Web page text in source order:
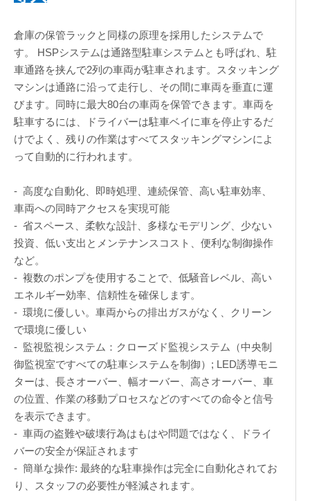
倉庫の保管ラックと同様の原理を採用したシステムで
す。 HSPシステムは通路型駐車システムとも呼ばれ、駐
車通路を挟んで2列の車両が駐車されます。スタッキング
マシンは通路に沿って走行し、その間に車両を垂直に運
びます。同時に最大80台の車両を保管できます。車両を
駐車するには、ドライバーは駐車ベイに車を停止するだ
けでよく、残りの作業はすべてスタッキングマシンによ
って自動的に行われます。
- 高度な自動化、即時処理、連続保管、高い駐車効率、
車両への同時アクセスを実現可能
- 省スペース、柔軟な設計、多様なモデリング、少ない
投資、低い支出とメンテナンスコスト、便利な制御操作
など。
- 複数のポンプを使用することで、低騒音レベル、高い
エネルギー効率、信頼性を確保します。
- 環境に優しい。車両からの排出ガスがなく、クリーン
で環境に優しい
- 監視監視システム：クローズド監視システム（中央制
御監視室ですべての駐車システムを制御）; LED誘導モニ
ターは、長さオーバー、幅オーバー、高さオーバー、車
の位置、作業の移動プロセスなどのすべての命令と信号
を表示できます。
- 車両の盗難や破壊行為はもはや問題ではなく、ドライ
バーの安全が保証されます
- 簡単な操作: 最終的な駐車操作は完全に自動化されてお
り、スタッフの必要性が軽減されます。